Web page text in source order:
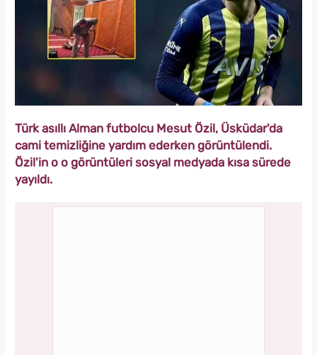
Türk asıllı Alman futbolcu Mesut Özil, Üsküdar'da
cami temizliğine yardım ederken görüntülendi.
Özil'in o o görüntüleri sosyal medyada kısa sürede
yayıldı.